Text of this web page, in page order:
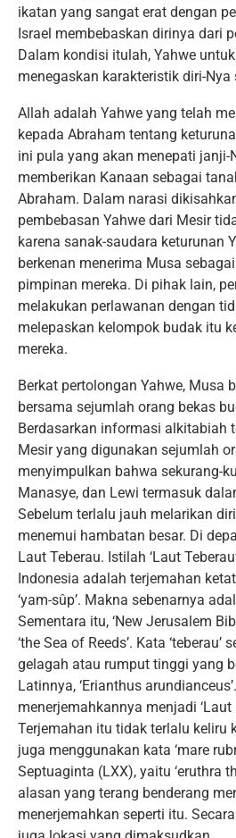
ikatan yang sangat erat dengan
Israel membebaskan dirinya dari
Dalam kondisi itulah, Yahwe
menegaskan karakteristik diri-Nya
Allah adalah Yahwe yang telah
kepada Abraham tentang
ini pula yang akan menepati janji-
memberikan Kanaan sebagai
Abraham. Dalam narasi
pembebasan Yahwe dari Mesir
karena sanak-saudara keturunan
berkenan menerima Musa
pimpinan mereka. Di pihak lain,
melakukan perlawanan dengan
melepaskan kelompok budak itu
mereka.
Berkat pertolongan Yahwe, Musa
bersama sejumlah orang bekas
Berdasarkan informasi alkitabiah
Mesir yang digunakan sejumlah
menyimpulkan bahwa sekurang-
Manasye, dan Lewi termasuk
Sebelum terlalu jauh melarikan
menemui hambatan besar. Di
Laut Teberau. Istilah ‘Laut
Indonesia adalah terjemahan
‘yam-sûp’. Makna sebenarnya
Sementara itu, ‘New Jerusalem
‘the Sea of Reeds’. Kata
gelagah atau rumput tinggi yang
Latinnya, ‘Erianthus
menerjemahkannya menjadi ‘Laut
Terjemahan itu tidak terlalu keliru
juga menggunakan kata ‘mare
Septuaginta (LXX), yaitu ‘eruthra
alasan yang terang benderang
menerjemahkan seperti itu.